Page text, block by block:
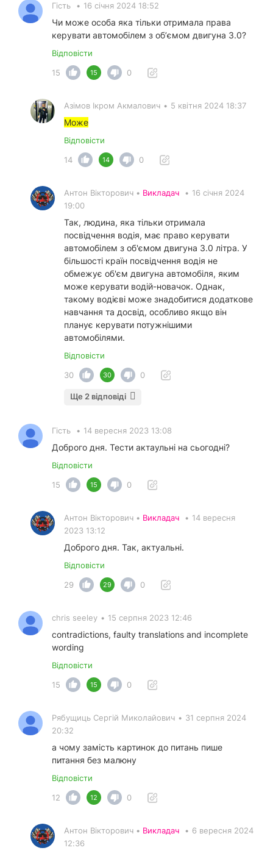
Гість • 16 січня 2024 18:52
Чи може особа яка тільки отримала права
керувати автомобілем з обʼємом двигуна 3.0?
Відповісти
15
15 0
Азімов Ікром Акмалович • 5 квітня 2024 18:37
Може
Відповісти
14
14 0
Антон Вікторович • Викладач • 16 січня 2024
19:00
Так, людина, яка тільки отримала
посвідчення водія, має право керувати
автомобілем з об'ємом двигуна 3.0 літра. У
більшості країн посвідчення водія не
обмежує об'єм двигуна автомобіля, яким
може керувати водій-новачок. Однак,
такому водієві може знадобитися додаткове
навчання та досвід, особливо якщо він
планує керувати потужнішими
автомобілями.
Відповісти
30
30 0
Ще 2 відповіді
Гість • 14 вересня 2023 13:08
Доброго дня. Тести актаульні на сьогодні?
Відповісти
15
15 0
Антон Вікторович • Викладач • 14 вересня
2023 13:12
Доброго дня. Так, актуальні.
Відповісти
29
29 0
chris seeley • 15 серпня 2023 12:46
contradictions, faulty translations and incomplete
wording
Відповісти
15
15 0
Рябущиць Сергій Миколайович • 31 серпня 2024
20:32
а чому замість картинок до питань пише
питання без малюну
Відповісти
12
12 0
Антон Вікторович • Викладач • 6 вересня 2024
12:36